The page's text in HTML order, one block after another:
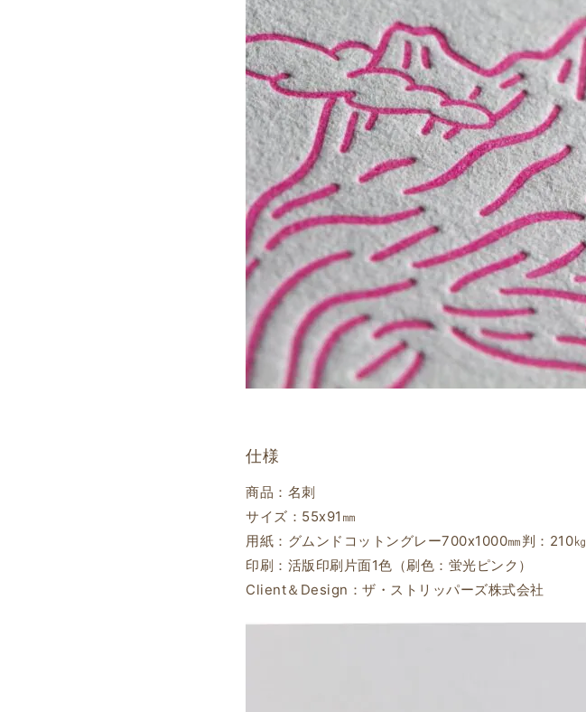
仕様
商品：名刺
サイズ：55ⅹ91㎜
用紙：グムンドコットングレー700ⅹ1000㎜判：210㎏
印刷：活版印刷片面1色（刷色：蛍光ピンク）
Client＆Design：ザ・ストリッパーズ株式会社